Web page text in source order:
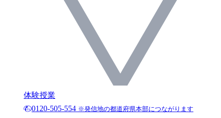
体験授業
0120-505-554 ※発信地の都道府県本部につながります